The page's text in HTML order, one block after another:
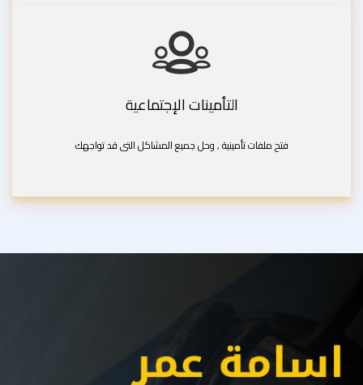
التأمينات الإجتماعية
فتح ملفات تأمينية , وحل جميع المشاكل التى قد تواجهك